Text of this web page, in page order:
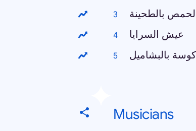
بالطحينة
عيش السرايا
كوسة بالبشاميل
Musicians